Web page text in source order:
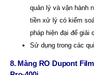
quản lý và vận hành
tiền xử lý có kiểm
pháp hiện đại để giải
Sử dụng trong các
8. Màng RO Dupont